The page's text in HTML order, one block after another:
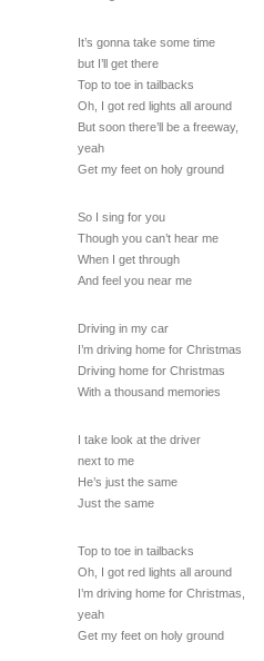
It’s gonna take some time
but I’ll get there
Top to toe in tailbacks
Oh, I got red lights all around
But soon there’ll be a freeway,
yeah
Get my feet on holy ground
So I sing for you
Though you can’t hear me
When I get through
And feel you near me
Driving in my car
I’m driving home for Christmas
Driving home for Christmas
With a thousand memories
I take look at the driver
next to me
He’s just the same
Just the same
Top to toe in tailbacks
Oh, I got red lights all around
I’m driving home for Christmas,
yeah
Get my feet on holy ground